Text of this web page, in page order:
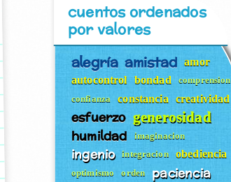
cuentos ordenados
por valores
alegría amistad amor
autocontrol bondad comprension
confianza constancia creatividad
esfuerzo generosidad
humildad imaginacion
ingenio integracion obediencia
optimismo orden paciencia